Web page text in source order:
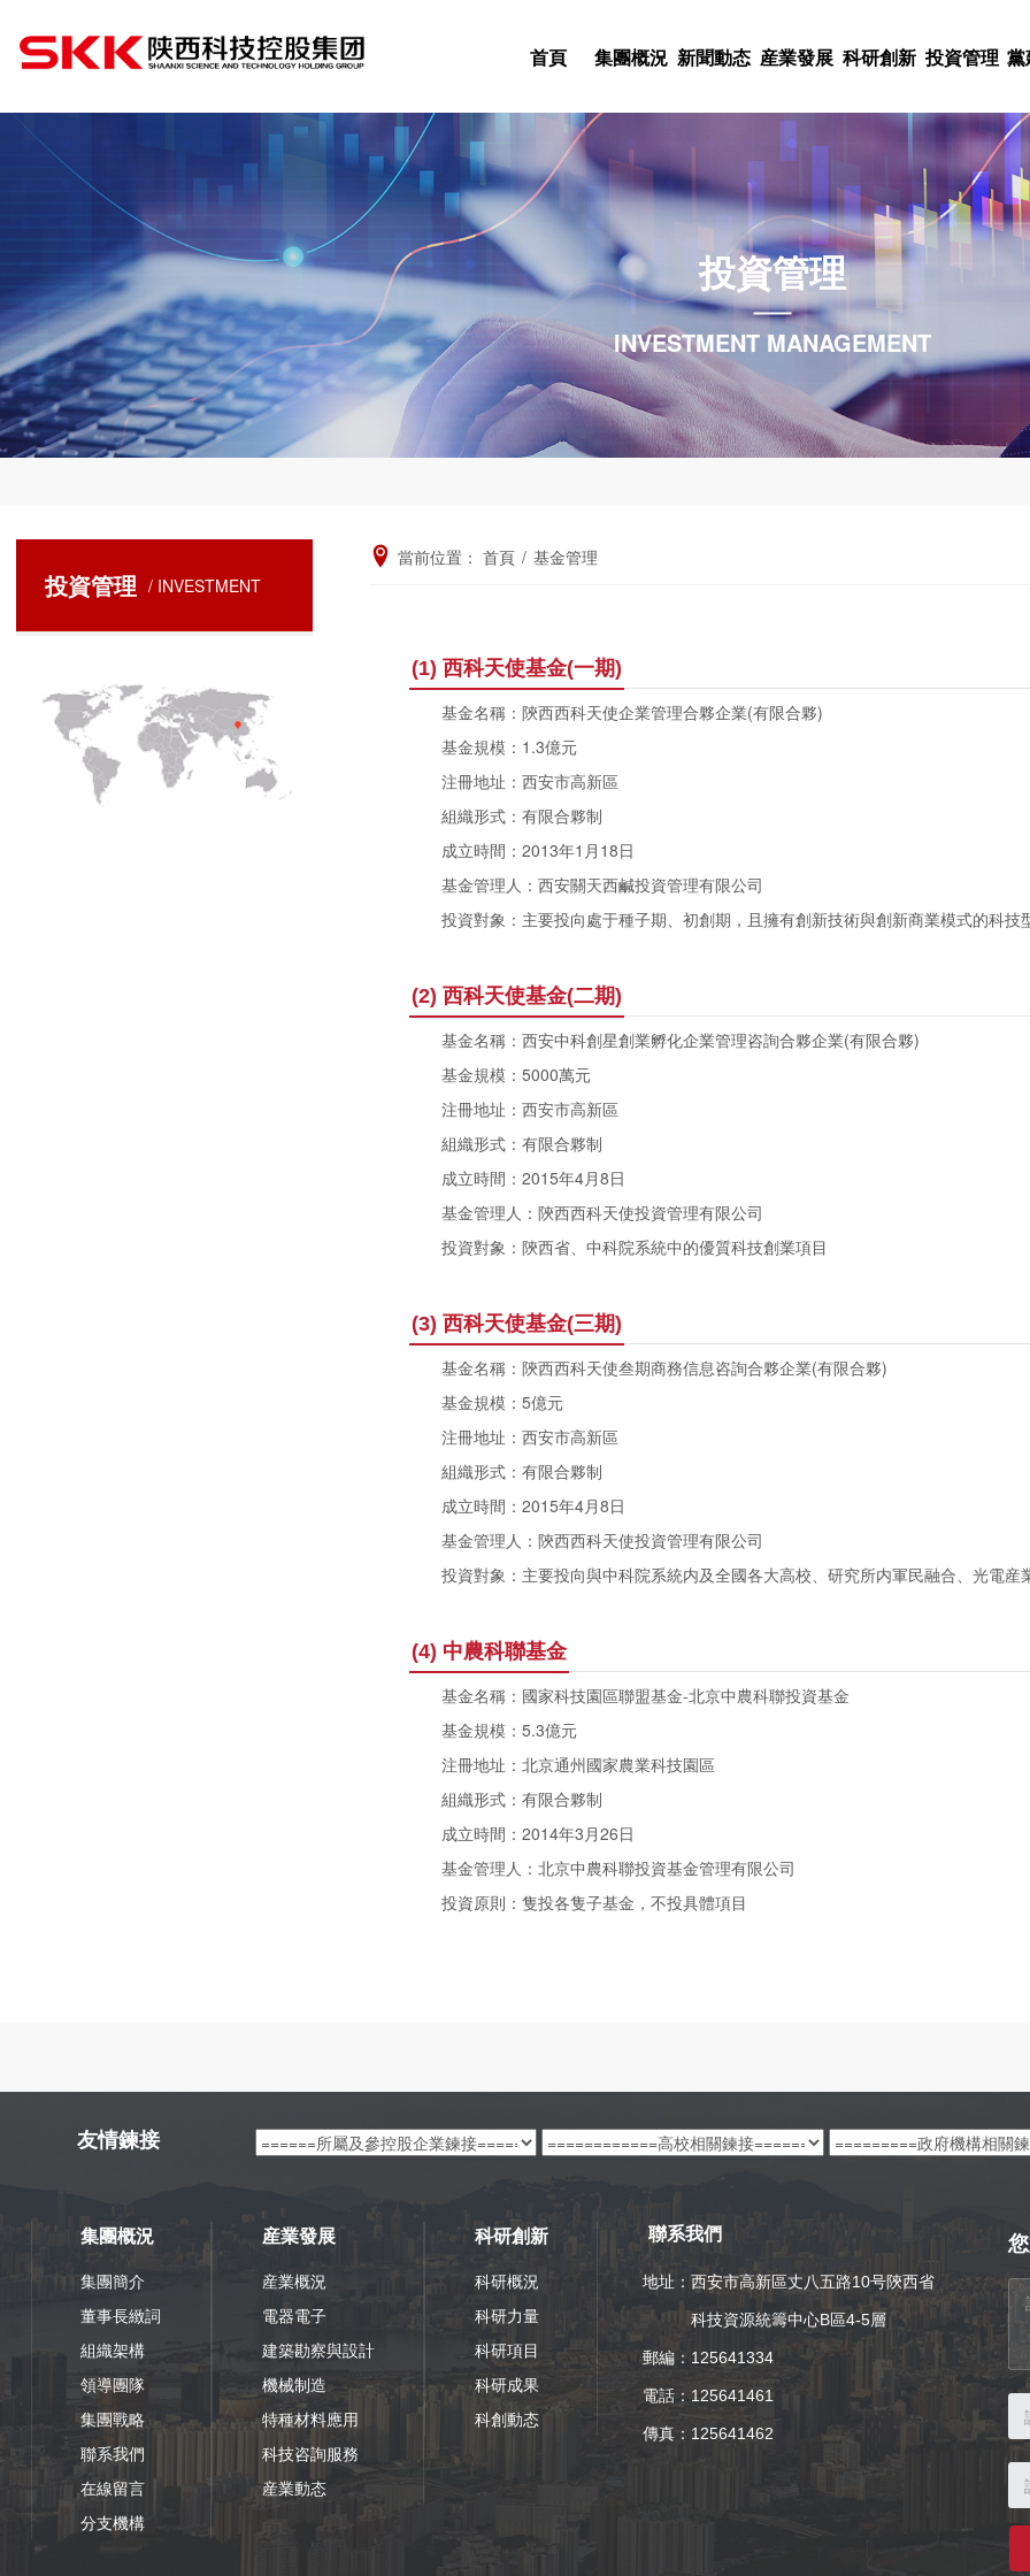
首頁 集團概況
集團簡介
董事長緻詞
組織架構
領導團隊
集團戰略
聯系我們
在線留言
集團概況
今年会是國有獨資的科技型
月，注冊資本9億元，資産規
參股企業14家。
新聞動态
集團新聞
通知公告
委廳新聞
院所新聞
行業新聞
科技動态
疫情防控
新聞動态
熱烈祝賀派瑞公司陸劍秋同
者”榮譽稱号
産業發展
産業概況
電器電子
建築勘察與設計
機械制造
特種材料應用
科技咨詢服務
産業動态
産業發展
集團公司堅持以市場需求為
為依托，布局多元産業，塑造
技産業集群。
科研創新
科研概況
科研力量
科研項目
科研成果
科創動态
科研創新
集團公司緊緊圍繞創新驅動
索科研創新新模式，推進科技
産業轉型升級。
投資管理
科技股權投入
基金管理
陝西科控投資管理有
限責任公司
北京中農科聯投資基
金管理有限公司
投資動态 投資管理
集團公司堅持以資本助力科
果轉化孵化平台和中小企業融
創新商業模式的科技型企業提
黨史學習教育
不忘初心，牢記使命
黨金年会作
黨風廉政
中心組學習
黨紀法規
工會工作
黨建群團
集團公司把黨群工作放在集
作與集團生産經營相融合，發
展、凝聚人心、回報社會等各
文化理念
集團标識
集團風采
集團視頻
文化活動
企業文化
集團公司高度重視企業文化
以“創新、高效、實幹”為核心
企業集團”為集團願景的企業
人才理念
人才戰略
人才招聘
人事動态
人力資源
我們将人力資源視為集團的
團的核心競争力，是集團的發
舞台和充分發揮才華的機會。
投資管理
INVESTMENT MANAGEMENT
投資管理 / INVESTMENT
當前位置： 首頁 / 基金管理
(1) 西科天使基金(一期)
基金名稱：陝西西科天使企業管理合夥企業(有限合夥)
基金規模：1.3億元
注冊地址：西安市高新區
組織形式：有限合夥制
成立時間：2013年1月18日
基金管理人：西安關天西鹹投資管理有限公司
投資對象：主要投向處于種子期、初創期，且擁有創新技術與創新商業模式的科技
(2) 西科天使基金(二期)
基金名稱：西安中科創星創業孵化企業管理咨詢合夥企業(有限合夥)
基金規模：5000萬元
注冊地址：西安市高新區
組織形式：有限合夥制
成立時間：2015年4月8日
基金管理人：陝西西科天使投資管理有限公司
投資對象：陝西省、中科院系統中的優質科技創業項目
(3) 西科天使基金(三期)
基金名稱：陝西西科天使叁期商務信息咨詢合夥企業(有限合夥)
基金規模：5億元
注冊地址：西安市高新區
組織形式：有限合夥制
成立時間：2015年4月8日
基金管理人：陝西西科天使投資管理有限公司
投資對象：主要投向與中科院系統内及全國各大高校、研究所内軍民融合、光電産
(4) 中農科聯基金
基金名稱：國家科技園區聯盟基金-北京中農科聯投資基金
基金規模：5.3億元
注冊地址：北京通州國家農業科技園區
組織形式：有限合夥制
成立時間：2014年3月26日
基金管理人：北京中農科聯投資基金管理有限公司
投資原則：隻投各隻子基金，不投具體項目
友情鍊接
集團概況
集團簡介
董事長緻詞
組織架構
領導團隊
集團戰略
聯系我們
在線留言
分支機構
産業發展
産業概況
電器電子
建築勘察與設計
機械制造
特種材料應用
科技咨詢服務
産業動态
科研創新
科研概況
科研力量
科研項目
科研成果
科創動态
聯系我們
地址：西安市高新區丈八五路10号陝西省
科技資源統籌中心B區4-5層
郵編：125641334
電話： 125641461
傳真：125641462